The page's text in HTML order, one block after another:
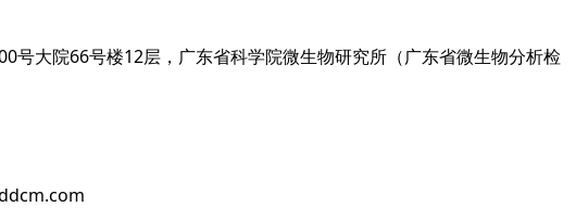
号大院66号楼12层，广东省科学院微生物研究所（广东省微生物分析检